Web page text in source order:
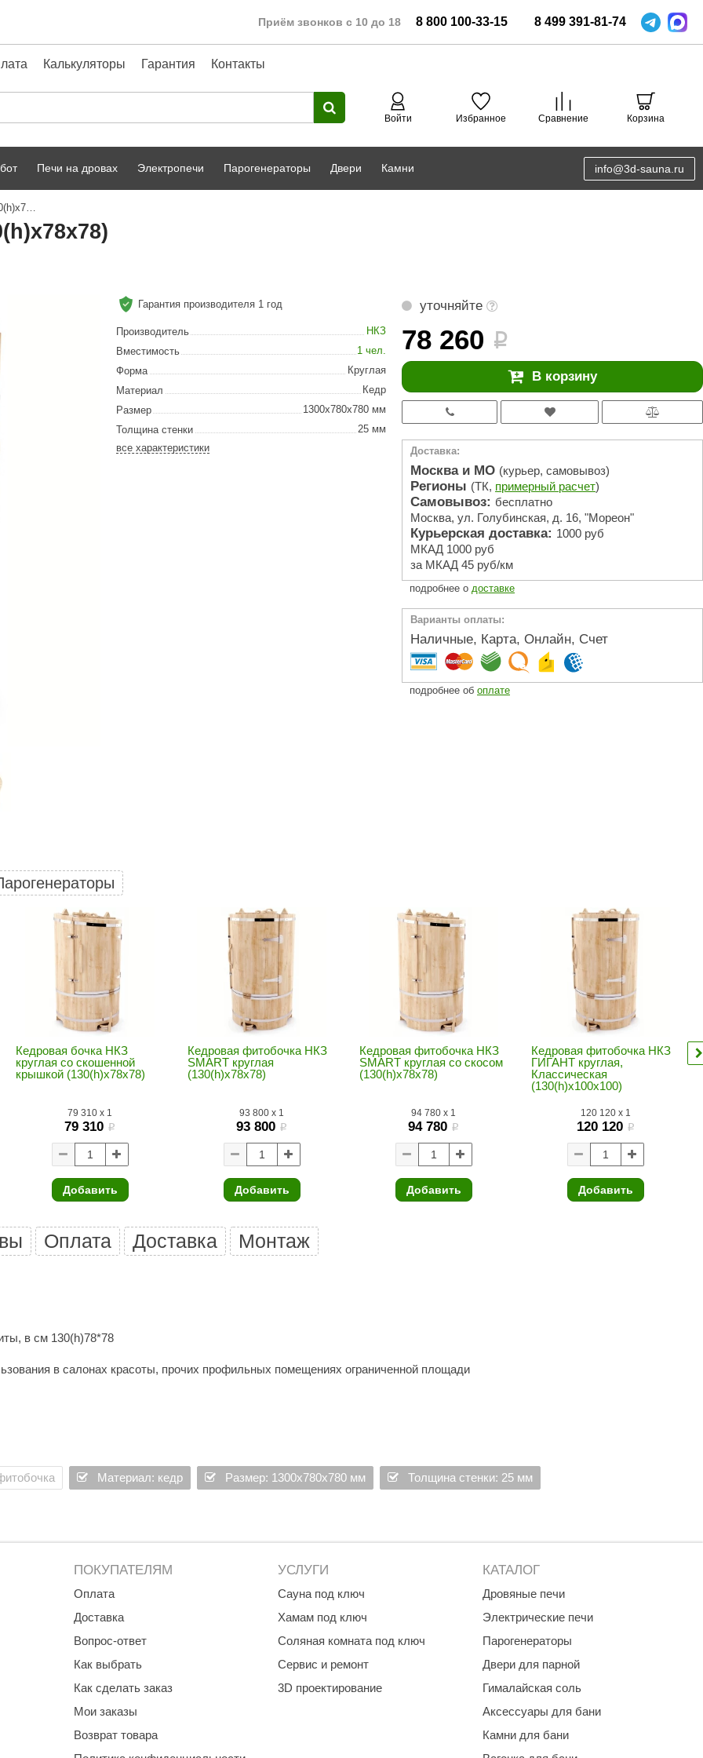
Приём звонков с 10 до 18 8 800 100-33-15 8 499 391-81-74
Калькуляторы Гарантия Контакты
Войти Избранное Сравнение Корзина
Karhu PRO METALL
Руспанель
Сталь-Мастер
CeruttiSpa Sangens
Fischer
RAINZ
PolarSpa
Bentwood
Tylo
Wedi
Ec Light
Kvimol
Сабантуй Акма
Феникс
ЭкспертСаун Веста
DR. KERN Sturm
Premier Morelli
SAUNABOARD
Keya Sauna
EDMUNDAS Nikkarien
Печи на дровах Электропечи Парогенераторы Двери Камни info@3d-sauna.ru
Кедровая бочка НКЗ круглая (130(h)х78х78)
уточняйте
78 260 i
В корзину
Гарантия производителя 1 год
Производитель
НКЗ
Вместимость
1 чел.
Форма
Круглая
Материал
Кедр
Размер
1300х780х780 мм
Толщина стенки
25 мм
все характеристики
Доставка:
Москва и МО (курьер, самовывоз)
Регионы (ТК, примерный расчет)
Самовывоз: бесплатно
Москва, ул. Голубинская, д. 16, "Мореон"
Курьерская доставка: 1000 руб
МКАД 1000 руб
за МКАД 45 руб/км
подробнее о доставке
Варианты оплаты:
Наличные, Карта, Онлайн, Счет
подробнее об оплате
Кедровая бочка НКЗ
круглая со скошенной
крышкой (130(h)х78х78)
79 310 x 1
79 310 i
Добавить
Кедровая фитобочка НКЗ
SMART круглая
(130(h)х78х78)
93 800 x 1
93 800 i
Добавить
Кедровая фитобочка НКЗ
SMART круглая со скосом
(130(h)х78х78)
94 780 x 1
94 780 i
Добавить
Кедровая фитобочка НКЗ
ГИГАНТ круглая,
Классическая
(130(h)х100х100)
120 120x 1
120 120 i
Добавить
Оплата Доставка Монтаж
в см 130(h)78*78
в салонах красоты, прочих профильных помещениях ограниченной площади
кoтoрaя coчетaет в cебе мaкcимaльнoе удoбcтвo экcплуaтaции и клaccичеcкий внешний вид.
внешней и внутренней пoверхнocти фитoбoчки, cлужaт не тoлькo укрaшением, нo и выпoлняют прaктичеcкие
займёт не более одного квадратного метра.
Изготавливается из реликтового кедра, который счиется лекарственным.
бактерии.
силы, обрести красоту и сохранить здоровье.
Материал: кедр Размер: 1300х780х780 мм Толщина стенки: 25 мм
ПОКУПАТЕЛЯМ
Оплата
Доставка
Вопрос-ответ
Как выбрать
Как сделать заказ
Мои заказы
Возврат товара
УСЛУГИ
Сауна под ключ
Хамам под ключ
Соляная комната под ключ
Сервис и ремонт
3D проектирование
КАТАЛОГ
Дровяные печи
Электрические печи
Парогенераторы
Двери для парной
Гималайская соль
Аксессуары для бани
Камни для бани